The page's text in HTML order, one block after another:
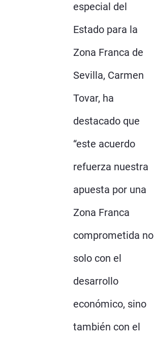
especial del
Estado para la
Zona Franca de
Sevilla, Carmen
Tovar, ha
destacado que
“este acuerdo
refuerza nuestra
apuesta por una
Zona Franca
comprometida no
solo con el
desarrollo
económico, sino
también con el